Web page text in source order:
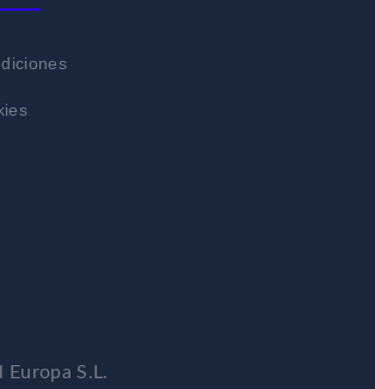
Europa S.L.